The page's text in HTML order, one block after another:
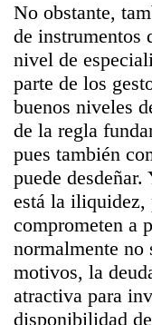
No obstante,
de instrumentos
nivel de
parte de los
buenos niveles
de la regla
pues también
puede
está la iliquidez,
comprometen a
normalmente no
motivos, la
atractiva para
disponibilidad